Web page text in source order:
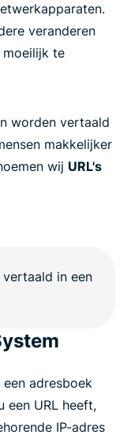
veranderen
moeilijk te
worden vertaald
makkelijker
wij URL's
een adresboek
een URL heeft,
IP-adres